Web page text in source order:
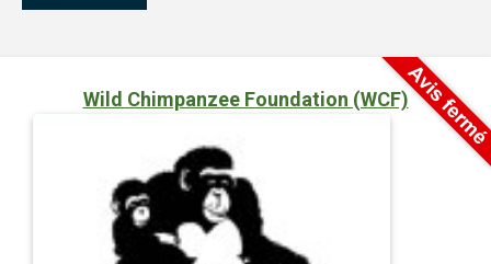
Wild Chimpanzee Foundation (WCF)